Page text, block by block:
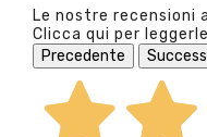
Le nostre recensioni
Clicca qui per
Precedente